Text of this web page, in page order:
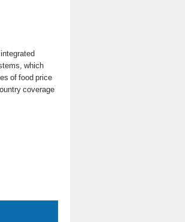
which
of food price
coverage